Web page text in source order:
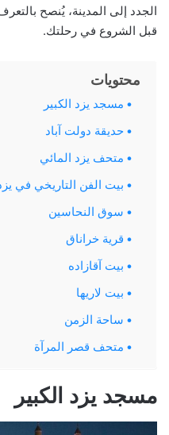
قبل الشروع في رحلتك.
محتويات
مسجد يزد الكبير
حديقة دولت آباد
متحف يزد المائي
بيت الفن التاريخي في
سوق النحاسين
قرية خراناق
بيت آقازاده
بيت لاريها
ساحة الزمن
متحف قصر المرآة
مسجد يزد الكبير